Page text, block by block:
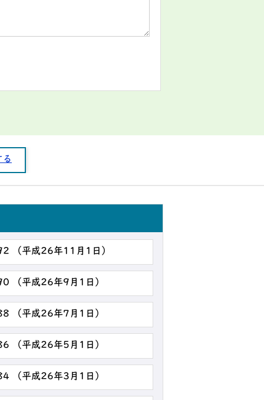
る
（平成26年11月1日）
（平成26年9月1日）
（平成26年7月1日）
（平成26年5月1日）
（平成26年3月1日）